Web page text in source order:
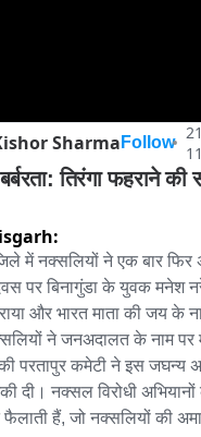
Sharma Follow
तिरंगा फहराने
में नक्सलियों ने एक बार फिर
पर बिनागुंडा के युवक मनेश
और भारत माता की जय के
ने जनअदालत के नाम पर
परतापुर कमेटी ने इस जघन्य
दी। नक्सल विरोधी
हैं, जो नक्सलियों की